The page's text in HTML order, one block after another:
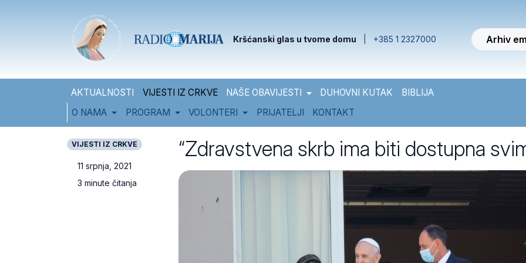
Kršćanski glas u tvome domu +385 1 2327000 Arhiv
AKTUALNOSTI VIJESTI IZ CRKVE NAŠE OBAVIJESTI DUHOVNI KUTAK
BIBLIJA
O NAMA
PROGRAM VOLONTERI PRIJATELJI KONTAKT
VIJESTI IZ CRKVE
11 srpnja, 2021
3 minute čitanja
“Zdravstvena skrb ima biti dostupna